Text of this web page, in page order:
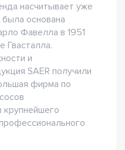
насчитывает уже
основана
Фавелла в 1951
Гвасталла.
и
SAER получили
фирма по
крупнейшего